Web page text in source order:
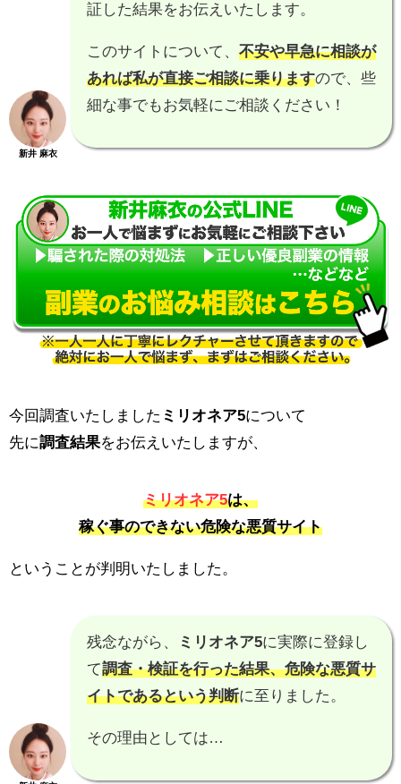
新井 麻衣
証した結果をお伝えいたします。
このサイトについて、 不安や早急に相談が
あれば私が直接ご相談に乗りますので、些
細な事でもお気軽にご相談ください！
今回調査いたしました ミリオネア5について
先に調査結果をお伝えいたしますが、
ミリオネア5は、
稼ぐ事のできない危険な悪質サイト
ということが判明いたしました。
残念ながら、 ミリオネア5に実際に登録し
て調査・検証を行った結果、危険な悪質サ
イトであるという判断に至りました。
その理由としては…